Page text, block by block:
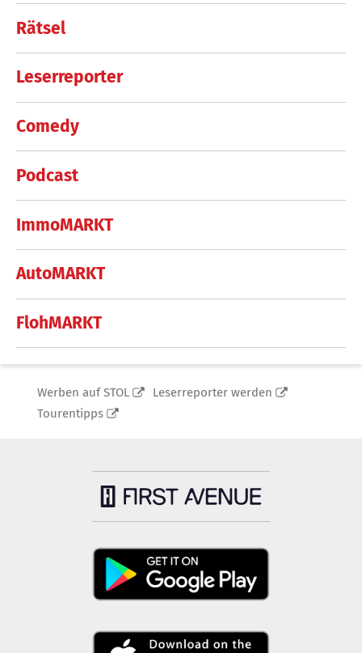
Rätsel
Leserreporter
Comedy
Podcast
ImmoMARKT
AutoMARKT
FlohMARKT
Werben auf STOL
Leserreporter werden
Tourentipps